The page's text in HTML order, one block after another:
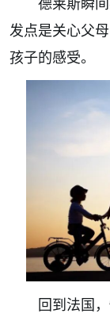
发点是关心父
孩子的感受。
回到法国